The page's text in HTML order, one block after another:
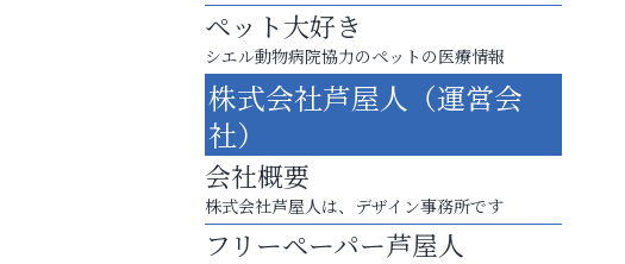
スマホは何時間までなら大丈夫？ ～スマホ時代
に知っておきたい子どもの近視対策～
芦屋インターナショナルスク
ール
ペット大好き
シエル動物病院協力のペットの医療情報
株式会社芦屋人（運営会
社）
会社概要
株式会社芦屋人は、デザイン事務所です
フリーペーパー芦屋人